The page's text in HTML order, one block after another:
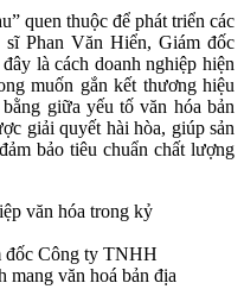
quen thuộc để phát triển các
sĩ Phan Văn Hiển, Giám đốc
là cách doanh nghiệp hiện
muốn gắn kết thương hiệu
giữa yếu tố văn hóa bản
giải quyết hài hòa, giúp sản
bảo tiêu chuẩn chất lượng
đốc Công ty TNHH
mang văn hoá bản địa